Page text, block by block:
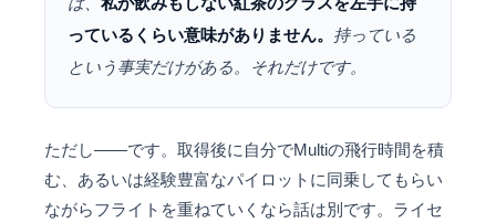
っているくらい意味がありません。 持っている
という事実だけがある。それだけです。
ただし——です。取得後に自分でMultiの飛行時間を積
む、あるいは経験豊富なパイロットに同乗してもらい
ながらフライトを重ねていくなら話は別です。ライセ